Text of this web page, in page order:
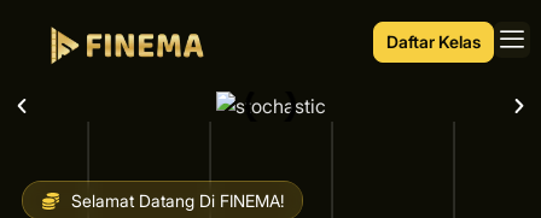
Daftar Kelas
Selamat Datang Di FINEMA!